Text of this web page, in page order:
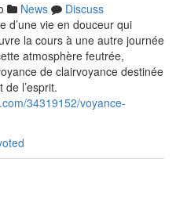
News
Discuss
d’une vie en douceur qui
la cours à une autre journée
atmosphère feutrée,
de clairvoyance destinée
l’esprit.
34319152/voyance-